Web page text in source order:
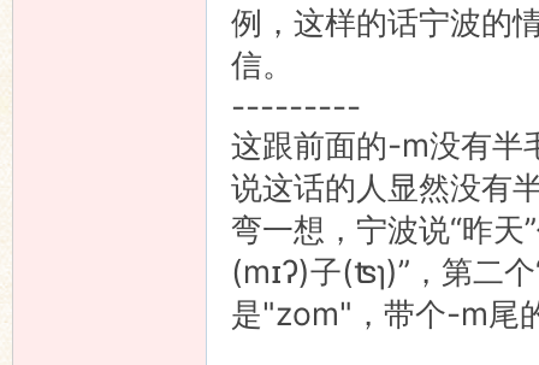
例，这样的话宁波的
信。
---------
这跟前面的-m没有半
说这话的人显然没有
弯一想，宁波说“昨天
(mɪʔ)子(ʦɿ)”，第二
是"zom"，带个-m尾